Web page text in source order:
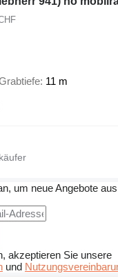
11 m
um neue Angebote
akzeptieren Sie unsere
und